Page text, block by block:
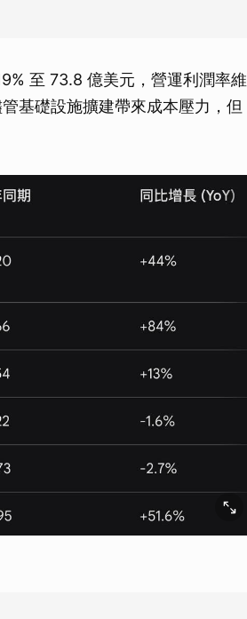
至 73.8 億美元，營運利潤率維
基礎設施擴建帶來成本壓力，但